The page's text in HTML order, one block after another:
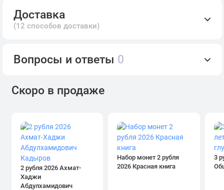
Доставка
(12 способов доставки)
Вопросы и ответы 0
Скоро в продаже
2 рубля 2026 Ахмат-
Хаджи
Абдулхамидович
Набор монет 2 рубля
2026 Красная книга
3